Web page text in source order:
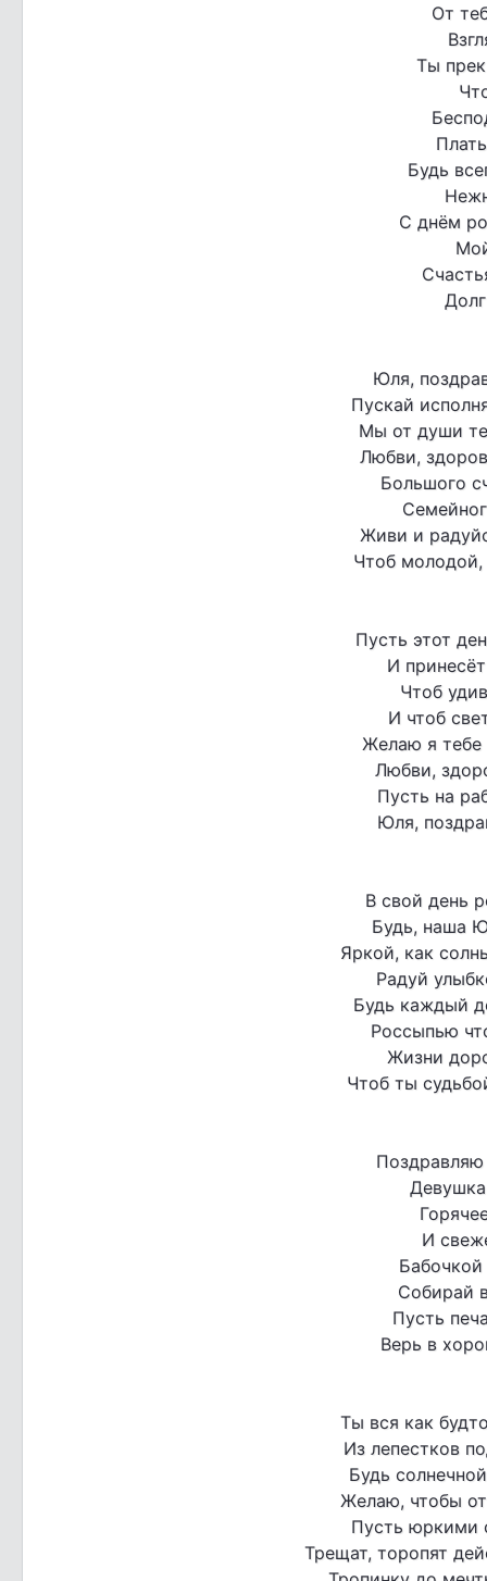
От
Ты
Будь
С днём
Юля,
Пускай
Мы от души
Любви,
Большого
Живи и
Чтоб молодой,
Пусть этот
И
Чтоб
И чтоб
Желаю я тебе
Любви,
Пусть на
Юля,
В свой день
Будь, наша
Яркой, как
Радуй
Будь каждый
Россыпью
Жизни
Чтоб ты
И
Бабочкой
Собирай
Пусть
Верь в
Ты вся как
Из лепестков
Будь
Желаю, чтобы
Пусть юркими
Трещат, торопят